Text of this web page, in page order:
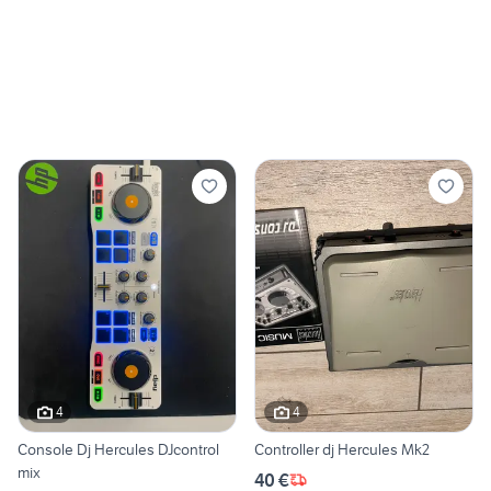
4
Console Dj Hercules DJcontrol
mix
4
Controller dj Hercules Mk2
40 €